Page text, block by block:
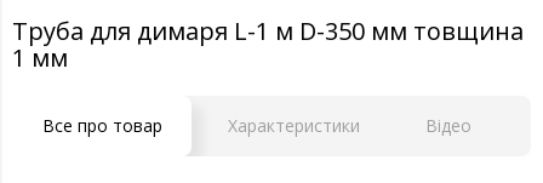
Труба для димаря L-1 м D-350 мм товщина
1 мм
Все про товар Характеристики Відео